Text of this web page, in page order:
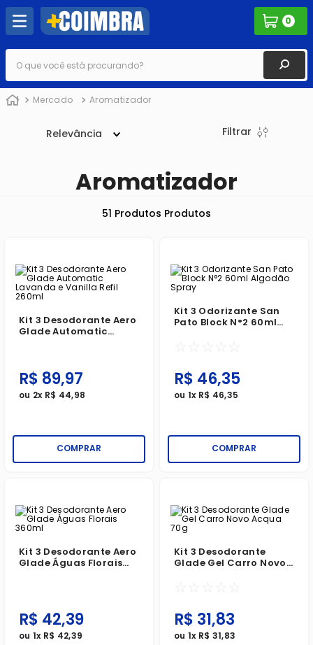
0
O que você está procurando?
Mercado Aromatizador
Relevância Filtrar
Aromatizador
51 Produtos
Kit 3 Desodorante Aero
Glade Automatic
R$ 89,97
ou 2x R$ 44,98
COMPRAR
Kit 3 Odorizante San
Pato Block N°2 60ml
☆ ☆ ☆ ☆ ☆
R$ 46,35
ou 1x R$ 46,35
COMPRAR
Kit 3 Desodorante Aero
Glade Águas Florais
R$ 42,39
ou 1x R$ 42,39
Kit 3 Desodorante
Glade Gel Carro Novo
☆ ☆ ☆ ☆ ☆
R$ 31,83
ou 1x R$ 31,83